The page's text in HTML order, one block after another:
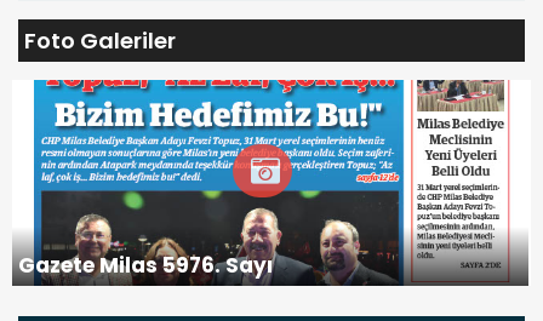
Foto Galeriler
Gazete Milas 5976. Sayı